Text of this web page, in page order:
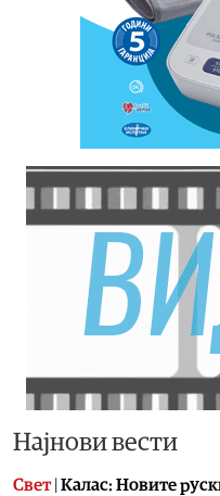
Најнови вести
Свет| Калас: Новите